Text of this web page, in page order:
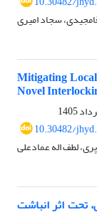
سجاد امیری
Mitigating
Novel
10.30482/
لطف اله عمادعلی
تحت اثر انباشت